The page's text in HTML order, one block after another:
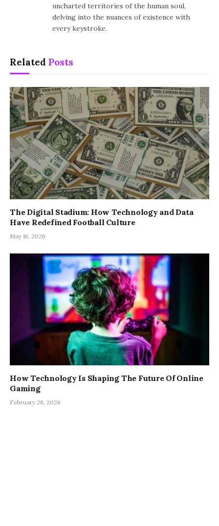
uncharted territories of the human soul,
delving into the nuances of existence with
every keystroke.
Related Posts
The Digital Stadium: How Technology and Data
Have Redefined Football Culture
May 16, 2026
How Technology Is Shaping The Future Of Online
Gaming
February 28, 2026